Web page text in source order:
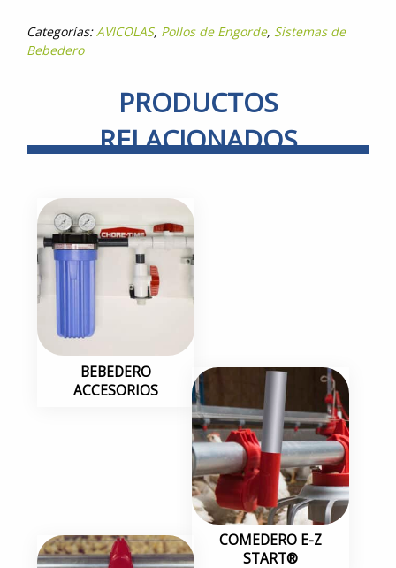
Categorías:AVICOLAS, Pollos de Engorde, Sistemas de
Bebedero
PRODUCTOS
RELACIONADOS
BEBEDERO
ACCESORIOS
COMEDERO E-Z
START®